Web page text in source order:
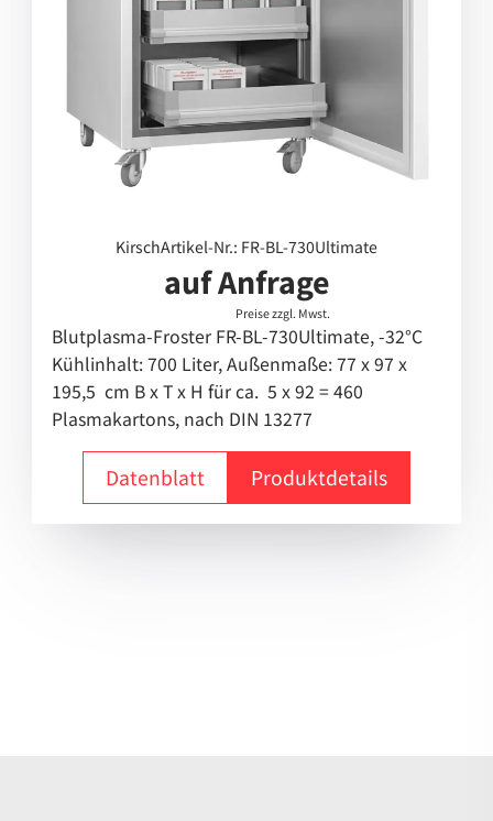
KirschArtikel-Nr.: FR-BL-730Ultimate
auf Anfrage
Preise zzgl. Mwst.
Blutplasma-Froster FR-BL-730Ultimate, -32°C
Kühlinhalt: 700 Liter, Außenmaße: 77 x 97 x
195,5 cm B x T x H für ca. 5 x 92 = 460
Plasmakartons, nach DIN 13277
Datenblatt Produktdetails